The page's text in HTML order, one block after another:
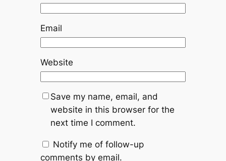
Email
Website
Save my name, email, and
website in this browser for the
next time I comment.
Notify me of follow-up
comments by email.